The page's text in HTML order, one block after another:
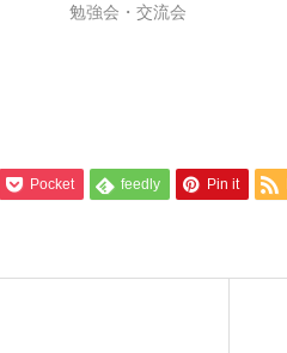
勉強会・交流会
Pocket feedly Pin it